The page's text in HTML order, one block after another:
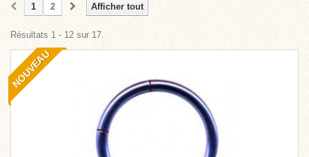
Afficher tout
1 2
Résultats 1 - 12 sur 17.
NOUVEAU